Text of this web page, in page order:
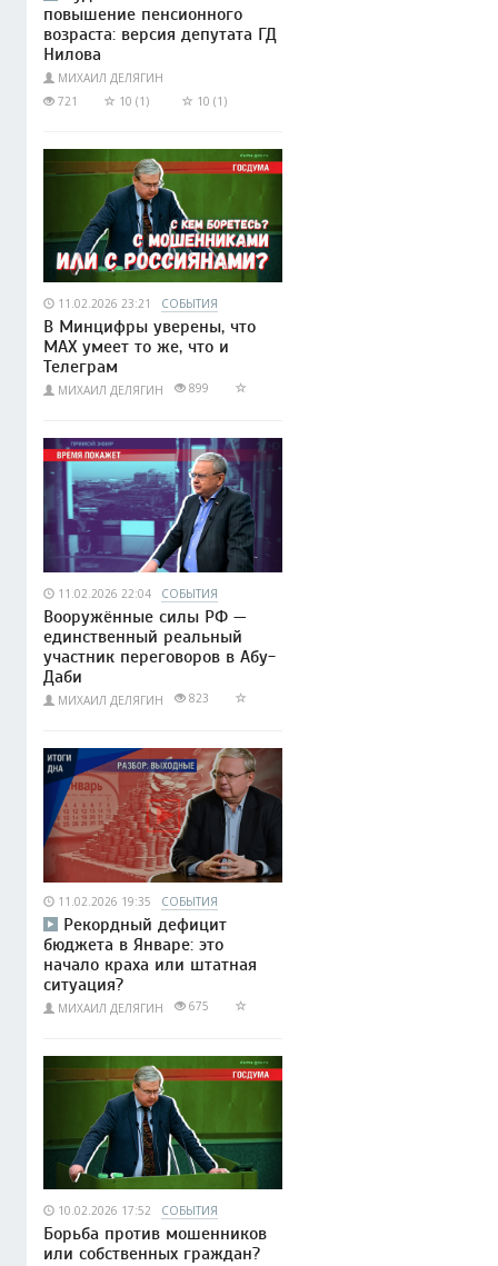
повышение пенсионного
возраста: версия депутата ГД
Нилова
МИХАИЛ ДЕЛЯГИН
721
10 (1) 10 (1)
11.02.2026 23:21 СОБЫТИЯ
В Минцифры уверены, что
МАХ умеет то же, что и
Телеграм
МИХАИЛ ДЕЛЯГИН 899
11.02.2026 22:04 СОБЫТИЯ
Вооружённые силы РФ —
единственный реальный
участник переговоров в Абу-
Даби
МИХАИЛ ДЕЛЯГИН 823
11.02.2026 19:35 СОБЫТИЯ
Рекордный дефицит
бюджета в Январе: это
начало краха или штатная
ситуация?
МИХАИЛ ДЕЛЯГИН 675
10.02.2026 17:52 СОБЫТИЯ
Борьба против мошенников
или собственных граждан?